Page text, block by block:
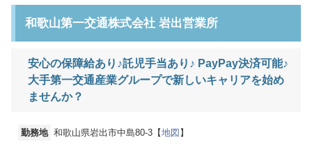
和歌山第一交通株式会社 岩出営業所
安心の保障給あり♪託児手当あり♪ PayPay決済可能♪
大手第一交通産業グループで新しいキャリアを始め
ませんか？
勤務地 和歌山県岩出市中島80-3【地図】